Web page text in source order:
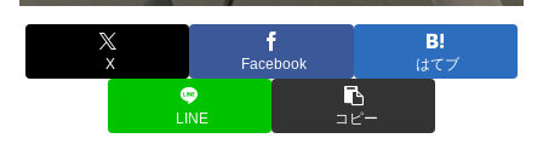
X Facebook はてブ
LINE コピー